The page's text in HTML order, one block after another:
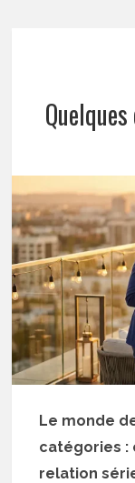
Le monde
catégories :
relation